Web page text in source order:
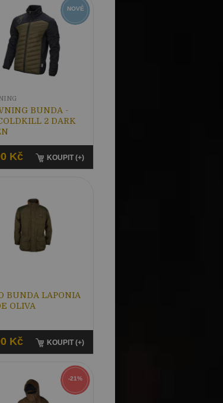
BUNDA -
2 DARK
Kč KOUPIT (+)
NOVÉ
BUNDA LAPONIA
OLIVA
Kč KOUPIT (+)
-21%